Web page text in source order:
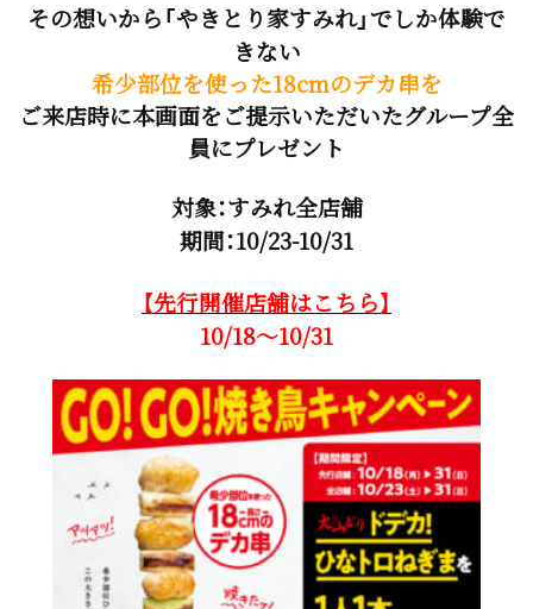
その想いから「やきとり家すみれ」でしか体験で
きない
希少部位を使った18cmのデカ串を
ご来店時に本画面をご提示いただいたグループ全
員にプレゼント
対象：すみれ全店舗
期間：10/23-10/31
【先行開催店舗はこちら】
10/18～10/31